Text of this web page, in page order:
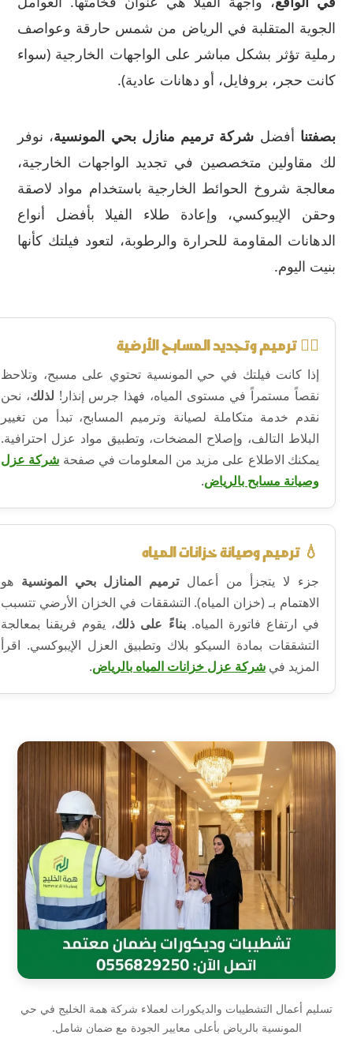
الجوية المتقلبة في الرياض من شمس حارقة وعواصف
رملية تؤثر بشكل مباشر على الواجهات الخارجية (سواء
كانت حجر، بروفايل، أو دهانات عادية).
بصفتنا أفضل شركة ترميم منازل بحي المونسية، نوفر
لك مقاولين متخصصين في تجديد الواجهات الخارجية،
معالجة شروخ الحوائط الخارجية باستخدام مواد لاصقة
وحقن الإيبوكسي، وإعادة طلاء الفيلا بأفضل أنواع
الدهانات المقاومة للحرارة والرطوبة، لتعود فيلتك كأنها
بنيت اليوم.
🏊‍♂️ ترميم وتجديد المسابح الأرضية
إذا كانت فيلتك في حي المونسية تحتوي على مسبح، وتلاحظ
نقصاً مستمراً في مستوى المياه، فهذا جرس إنذار! لذلك، نحن
نقدم خدمة متكاملة لصيانة وترميم المسابح، تبدأ من تغيير
البلاط التالف، وإصلاح المضخات، وتطبيق مواد عزل احترافية.
يمكنك الاطلاع على مزيد من المعلومات في صفحة شركة عزل
وصيانة مسابح بالرياض.
💧 ترميم وصيانة خزانات المياه
جزء لا يتجزأ من أعمالترميم المنازل بحي المونسية هو
الاهتمام بـ (خزان المياه). التشققات في الخزان الأرضي تتسبب
في ارتفاع فاتورة المياه.بناءً على ذلك، يقوم فريقنا بمعالجة
التشققات بمادة السيكو بلاك وتطبيق العزل الإيبوكسي. اقرأ
المزيد في شركة عزل خزانات المياه بالرياض.
تسليم أعمال التشطيبات والديكورات لعملاء شركة همة الخليج في حي
المونسية بالرياض بأعلى معايير الجودة مع ضمان شامل.